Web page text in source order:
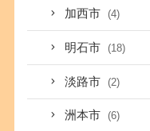
加西市 (4)
明石市 (18)
淡路市 (2)
洲本市 (6)